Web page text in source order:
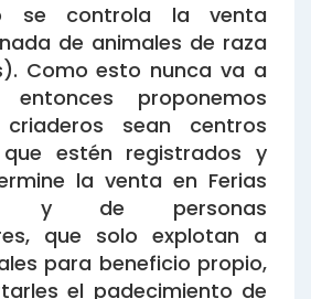
se controla la venta
de animales de raza
Como esto nunca va a
entonces proponemos
sean centros
que estén registrados y
la venta en Ferias
y de personas
que solo explotan a
para beneficio propio,
el padecimiento de